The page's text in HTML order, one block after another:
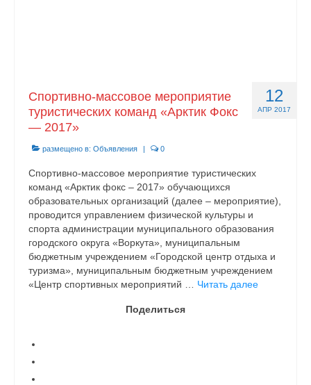
12
АПР 2017
Спортивно-массовое мероприятие
туристических команд «Арктик Фокс
— 2017»
размещено в: Объявления | 0
Спортивно-массовое мероприятие туристических
команд «Арктик фокс – 2017» обучающихся
образовательных организаций (далее – мероприятие),
проводится управлением физической культуры и
спорта администрации муниципального образования
городского округа «Воркута», муниципальным
бюджетным учреждением «Городской центр отдыха и
туризма», муниципальным бюджетным учреждением
«Центр спортивных мероприятий … Читать далее
Поделиться